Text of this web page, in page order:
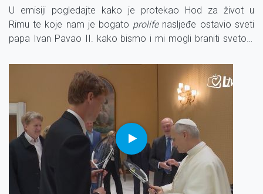
U emisiji pogledajte kako je protekao Hod za život u
Rimu te koje nam je bogato prolife nasljeđe ostavio sveti
papa Ivan Pavao II. kako bismo i mi mogli braniti svetost